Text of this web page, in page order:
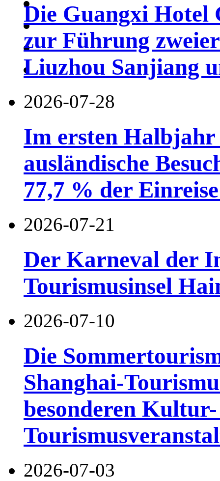
Die Guangxi Hotel
zur Führung
Liuzhou Sanjiang
2026-07-28
Im ersten
ausländische
77,7 % der
2026-07-21
Der Karneval der
Tourismusinsel
2026-07-10
Die
Shanghai-
besonderen
2026-07-03